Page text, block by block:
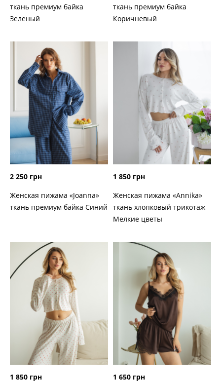
ткань премиум байка
Зеленый
ткань премиум байка
Коричневый
2 250 грн
Женская пижама «Joanna»
ткань премиум байка Синий
1 850 грн
Женская пижама «Annika»
ткань хлопковый трикотаж
Мелкие цветы
1 850 грн
1 650 грн